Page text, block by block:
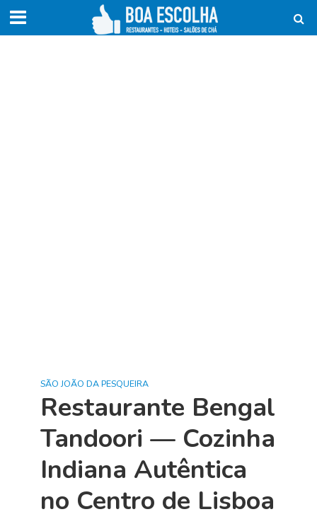
SÃO JOÃO DA PESQUEIRA
Restaurante Bengal
Tandoori — Cozinha
Indiana Autêntica
no Centro de Lisboa